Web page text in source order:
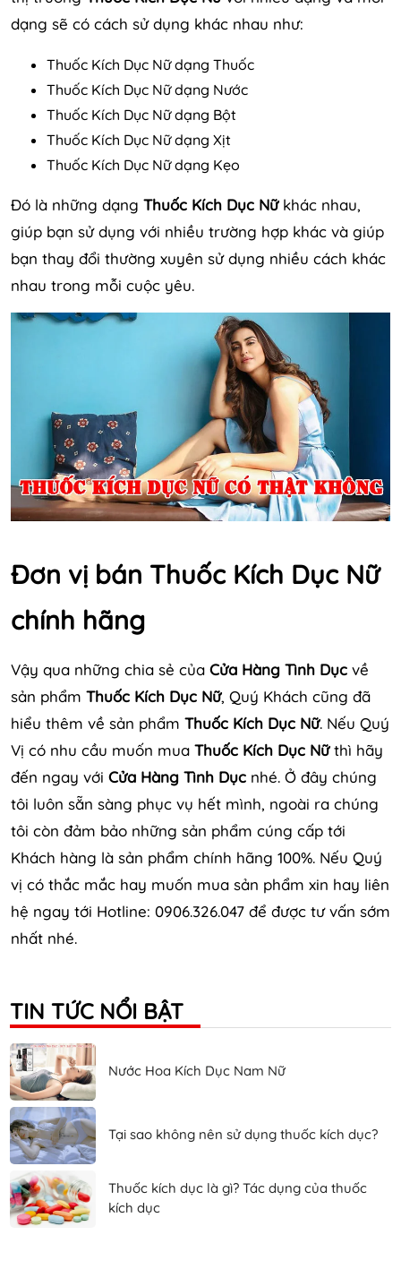
dạng sẽ có cách sử dụng khác nhau như:
Thuốc Kích Dục Nữ dạng Thuốc
Thuốc Kích Dục Nữ dạng Nước
Thuốc Kích Dục Nữ dạng Bột
Thuốc Kích Dục Nữ dạng Xịt
Thuốc Kích Dục Nữ dạng Kẹo
Đó là những dạng Thuốc Kích Dục Nữkhác nhau,
giúp bạn sử dụng với nhiều trường hợp khác và giúp
bạn thay đổi thường xuyên sử dụng nhiều cách khác
nhau trong mỗi cuộc yêu.
Đơn vị bán Thuốc Kích Dục Nữ
chính hãng
Vậy qua những chia sẻ của Cửa Hàng Tình Dục về
sản phẩm Thuốc Kích Dục Nữ, Quý Khách cũng đã
hiểu thêm về sản phẩm Thuốc Kích Dục Nữ. Nếu Quý
Vị có nhu cầu muốn mua Thuốc Kích Dục Nữthì hãy
đến ngay với Cửa Hàng Tình Dục nhé. Ở đây chúng
tôi luôn sẵn sàng phục vụ hết mình, ngoài ra chúng
tôi còn đảm bảo những sản phẩm cúng cấp tới
Khách hàng là sản phẩm chính hãng 100%. Nếu Quý
vị có thắc mắc hay muốn mua sản phẩm xin hay liên
hệ ngay tới Hotline: 0906.326.047 để được tư vấn sớm
nhất nhé.
TIN TỨC NỔI BẬT
Nước Hoa Kích Dục Nam Nữ
Tại sao không nên sử dụng thuốc kích dục?
Thuốc kích dục là gì? Tác dụng của thuốc
kích dục